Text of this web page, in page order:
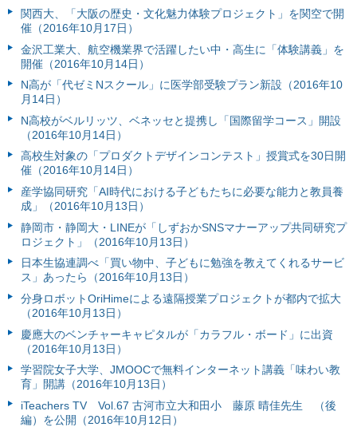
関西大、「大阪の歴史・文化魅力体験プロジェクト」を関空で開
催（2016年10月17日）
金沢工業大、航空機業界で活躍したい中・高生に「体験講義」を
開催（2016年10月14日）
N高が「代ゼミNスクール」に医学部受験プラン新設（2016年10
月14日）
N高校がベルリッツ、ベネッセと提携し「国際留学コース」開設
（2016年10月14日）
高校生対象の「プロダクトデザインコンテスト」授賞式を30日開
催（2016年10月14日）
産学協同研究「AI時代における子どもたちに必要な能力と教員養
成」（2016年10月13日）
静岡市・静岡大・LINEが「しずおかSNSマナーアップ共同研究プ
ロジェクト」（2016年10月13日）
日本生協連調べ「買い物中、子どもに勉強を教えてくれるサービ
ス」あったら（2016年10月13日）
分身ロボットOriHimeによる遠隔授業プロジェクトが都内で拡大
（2016年10月13日）
慶應大のベンチャーキャピタルが「カラフル・ボード」に出資
（2016年10月13日）
学習院女子大学、JMOOCで無料インターネット講義「味わい教
育」開講（2016年10月13日）
iTeachers TV Vol.67 古河市立大和田小 藤原 晴佳先生 （後
編）を公開（2016年10月12日）